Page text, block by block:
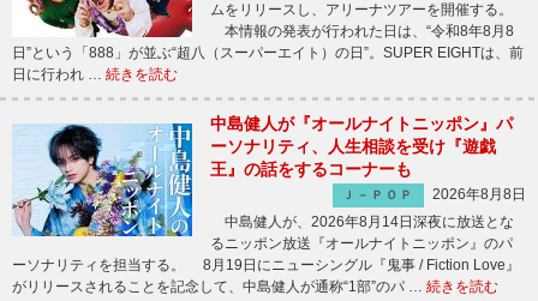
ムをリリースし、アリーナツアーを開催する。
本情報の発表が行われた日は、“令和8年8月8
日”という「888」が並ぶ“超八（スーパーエイト）の日”。SUPER EIGHTは、前
日に行われ … 続きを読む
中島健人が『オールナイトニッポン』パ
ーソナリティ、人生相談を受け『遊戯
王』の話をするコーナーも
Ｊ－ＰＯＰ
2026年8月8日
中島健人が、2026年8月14日深夜に放送とな
るニッポン放送『オールナイトニッポン』のパ
ーソナリティを担当する。 8月19日にニューシングル『鬼事 / Fiction Love』
がリリースされることを記念して、中島健人が通称“1部”のパ … 続きを読む